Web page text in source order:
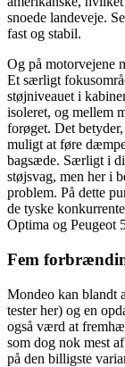
snoede landeveje.
fast og stabil.
Og på motorvejene
Et særligt
støjniveauet i
isoleret, og mellem
forøget. Det
muligt at føre
bagsæde. Særligt i
støjsvag, men her i
problem. På dette
de tyske
Optima og Peugeot
Fem
Mondeo kan blandt
tester her) og en
også værd at
som dog nok mest
på den billigste